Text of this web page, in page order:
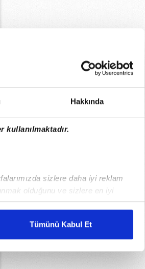
Hakkında
sizlere daha iyi reklam
olduğunu ve sizlere en iyi
maliyetlerimizi karşılamak
gösterilmeyecektir."
ait çerezler kullanılmaktadır. Bu
Tümünü Kabul Et